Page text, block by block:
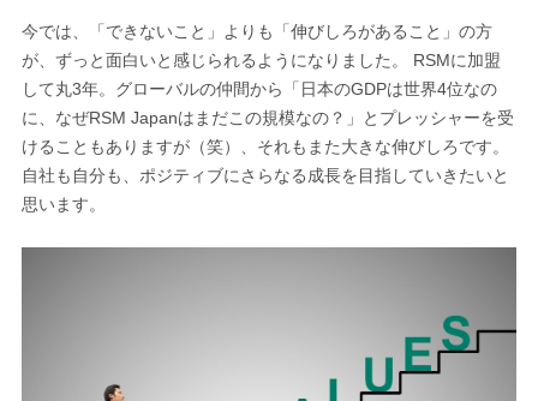
今では、「できないこと」よりも「伸びしろがあること」の方
が、ずっと面白いと感じられるようになりました。 RSMに加盟
して丸3年。グローバルの仲間から「日本のGDPは世界4位なの
に、なぜRSM Japanはまだこの規模なの？」とプレッシャーを受
けることもありますが（笑）、それもまた大きな伸びしろです。
自社も自分も、ポジティブにさらなる成長を目指していきたいと
思います。